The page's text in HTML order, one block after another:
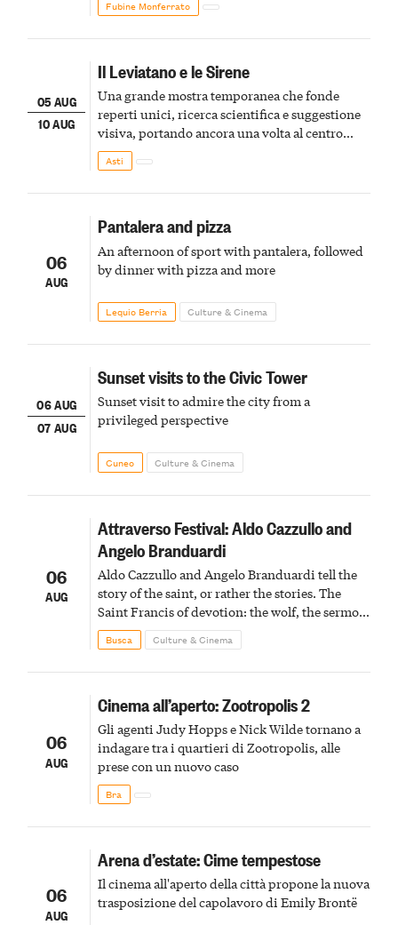
Fubine Monferrato
05 AUG
10 AUG
Il Leviatano e le Sirene
Una grande mostra temporanea che fonde
reperti unici, ricerca scientifica e suggestione
visiva, portando ancora una volta al centro
della scena le meraviglie del passato astigiano
Asti
06
AUG
Pantalera and pizza
An afternoon of sport with pantalera, followed
by dinner with pizza and more
Lequio Berria Culture & Cinema
06 AUG
07 AUG
Sunset visits to the Civic Tower
Sunset visit to admire the city from a
privileged perspective
Cuneo Culture & Cinema
06
AUG
Attraverso Festival: Aldo Cazzullo and
Angelo Branduardi
Aldo Cazzullo and Angelo Branduardi tell the
story of the saint, or rather the stories. The
Saint Francis of devotion: the wolf, the sermon
to the birds, the stigmata
Busca Culture & Cinema
06
AUG
Cinema all’aperto: Zootropolis 2
Gli agenti Judy Hopps e Nick Wilde tornano a
indagare tra i quartieri di Zootropolis, alle
prese con un nuovo caso
Bra
06
AUG
Arena d’estate: Cime tempestose
Il cinema all'aperto della città propone la nuova
trasposizione del capolavoro di Emily Brontë